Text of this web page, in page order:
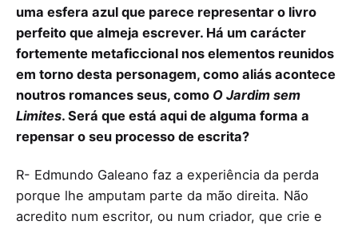
uma esfera azul que parece representar o livro
perfeito que almeja escrever. Há um carácter
fortemente metaficcional nos elementos reunidos
em torno desta personagem, como aliás acontece
noutros romances seus, como O Jardim sem
Limites. Será que está aqui de alguma forma a
repensar o seu processo de escrita?
R- Edmundo Galeano faz a experiência da perda
porque lhe amputam parte da mão direita. Não
acredito num escritor, ou num criador, que crie e